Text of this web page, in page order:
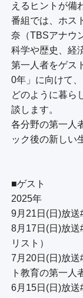
えるヒントが備
番組では、ホス
奈（TBSアナウ
科学や歴史、経
第一人者をゲス
0年」に向けて
どのように暮ら
談します。
各分野の第一人
ック後の新しい
■ゲスト
2025年
9月21日(日)放送
8月17日(日)放送
リスト）
7月20日(日)放送
ト教育の第一人
6月15日(日)放送